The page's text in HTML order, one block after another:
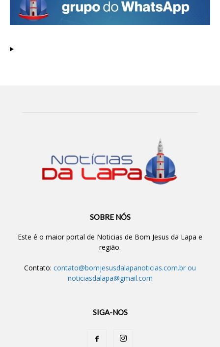
SOBRE NÓS
Este é o maior portal de Noticias de Bom Jesus da Lapa e
região.
Contato: contato@bomjesusdalapanoticias.com.br ou
noticiasdalapa@gmail.com
SIGA-NOS